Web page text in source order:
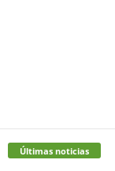
Últimas noticias